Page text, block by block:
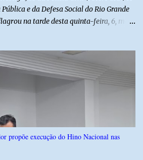
e da Defesa Social do Rio Grande
na tarde desta quinta-feira, 6, mais
o enfrentamento de organizações
localizados nas divisas do Rio Grande
do Ceará e da Paraíba. A mobilização,
de equipes policiais, ocorreu às 16h, no
Oeste potiguar. A operação reúne
Rio Grande do Norte, da Polícia Civil
forças de segurança e intensificando o
áreas de fronteira interestadual. As
propõe execução do Hino Nacional nas